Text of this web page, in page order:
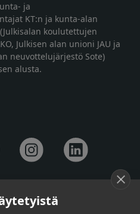
ja
KT:n ja kunta-alan
koulutettujen
Julkisen alan unioni JAU ja
neuvottelujärjestö Sote)
alusta.